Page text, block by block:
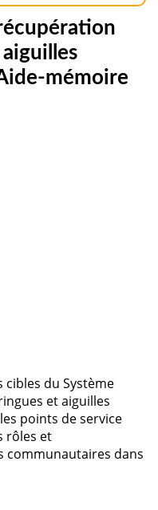
mémoire
du Système
et aiguilles
points de service
rôles et
communautaires dans